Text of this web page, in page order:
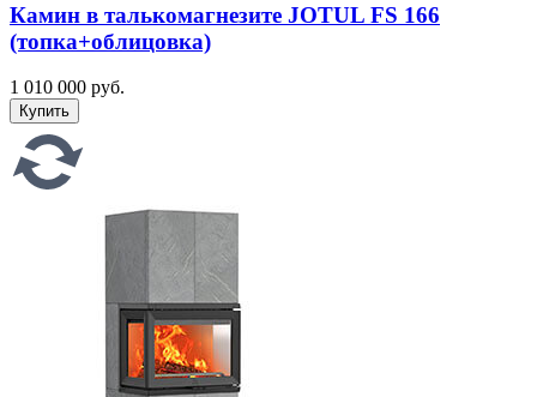
Камин в талькомагнезите JOTUL FS 166
(топка+облицовка)
1 010 000 руб.